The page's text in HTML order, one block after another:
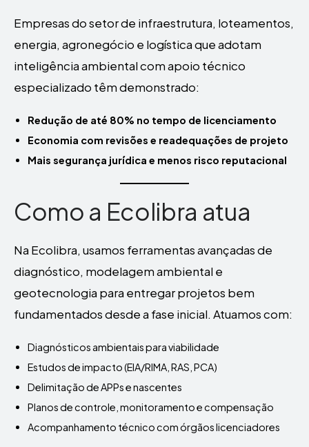
Empresas do setor de infraestrutura, loteamentos,
energia, agronegócio e logística que adotam
inteligência ambiental com apoio técnico
especializado têm demonstrado:
Redução de até 80% no tempo de licenciamento
Economia com revisões e readequações de projeto
Mais segurança jurídica e menos risco reputacional
Como a Ecolibra atua
Na Ecolibra, usamos ferramentas avançadas de
diagnóstico, modelagem ambiental e
geotecnologia para entregar projetos bem
fundamentados desde a fase inicial. Atuamos com:
Diagnósticos ambientais para viabilidade
Estudos de impacto (EIA/RIMA, RAS, PCA)
Delimitação de APPs e nascentes
Planos de controle, monitoramento e compensação
Acompanhamento técnico com órgãos licenciadores